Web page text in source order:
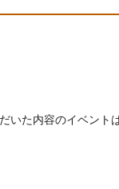
いた内容のイベント